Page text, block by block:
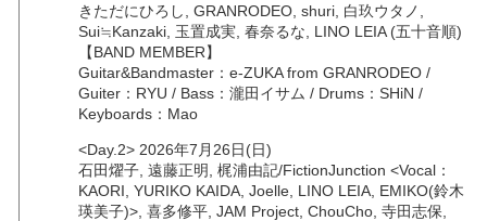
きただにひろし, GRANRODEO, shuri, 白玖ウタノ,
Sui≒Kanzaki, 玉置成実, 春奈るな, LINO LEIA (五十音順)
【BAND MEMBER】
Guitar&Bandmaster：e-ZUKA from GRANRODEO /
Guiter：RYU / Bass：瀧田イサム / Drums：SHiN /
Keyboards：Mao
<Day.2> 2026年7月26日(日)
石田燿子, 遠藤正明, 梶浦由記/FictionJunction <Vocal：
KAORI, YURIKO KAIDA, Joelle, LINO LEIA, EMIKO(鈴木
瑛美子)>, 喜多修平, JAM Project, ChouCho, 寺田志保,